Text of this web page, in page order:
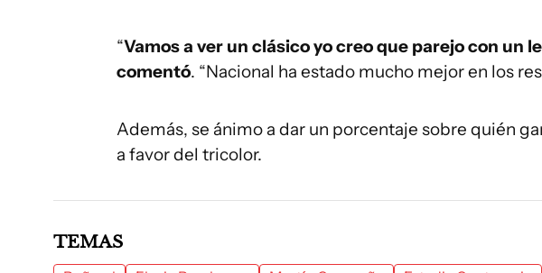
“Vamos a ver un clásico yo creo que parejo con un
comentó. “Nacional ha estado mucho mejor en los
Además, se ánimo a dar un porcentaje sobre quién
a favor del tricolor.
TEMAS